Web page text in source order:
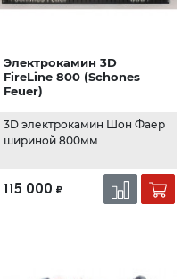
Электрокамин 3D
FireLine 800 (Schones
Feuer)
3D электрокамин Шон Фаер
шириной 800мм
115 000 ₽